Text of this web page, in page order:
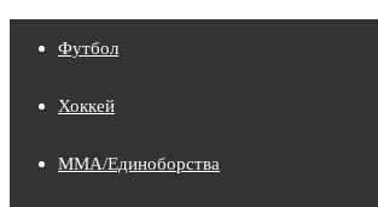
Футбол
Хоккей
MMA/Единоборства